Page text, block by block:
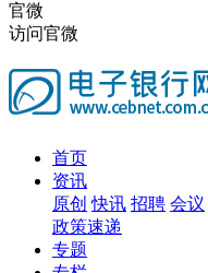
官微
访问官微
首页
资讯
原创 快讯 招聘 会议
政策速递
专题